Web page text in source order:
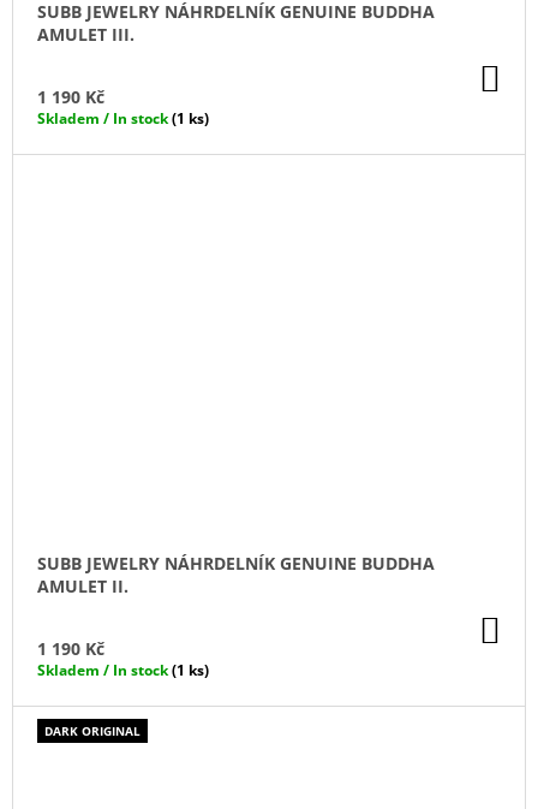
SUBB JEWELRY NÁHRDELNÍK GENUINE BUDDHA
AMULET III.
1 190 Kč
Skladem / In stock(1 ks)
SUBB JEWELRY NÁHRDELNÍK GENUINE BUDDHA
AMULET II.
1 190 Kč
Skladem / In stock(1 ks)
DARK ORIGINAL